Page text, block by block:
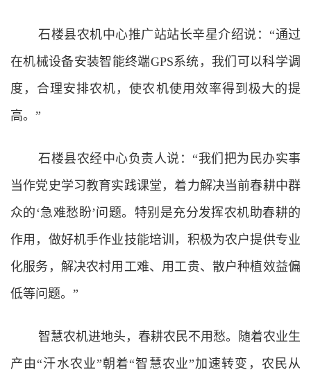
石楼县农机中心推广站站长辛星介绍说：“通过
在机械设备安装智能终端GPS系统，我们可以科学调
度，合理安排农机，使农机使用效率得到极大的提
高。”
石楼县农经中心负责人说：“我们把为民办实事
当作党史学习教育实践课堂，着力解决当前春耕中群
众的‘急难愁盼’问题。特别是充分发挥农机助春耕的
作用，做好机手作业技能培训，积极为农户提供专业
化服务，解决农村用工难、用工贵、散户种植效益偏
低等问题。”
智慧农机进地头，春耕农民不用愁。随着农业生
产由“汗水农业”朝着“智慧农业”加速转变，农民从